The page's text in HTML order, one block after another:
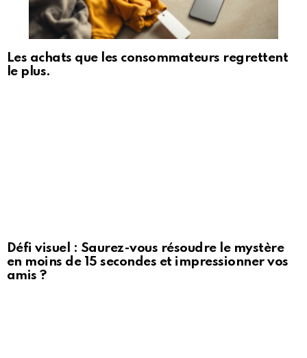
Les achats que les consommateurs regrettent
le plus.
Défi visuel : Saurez-vous résoudre le mystère
en moins de 15 secondes et impressionner vos
amis ?